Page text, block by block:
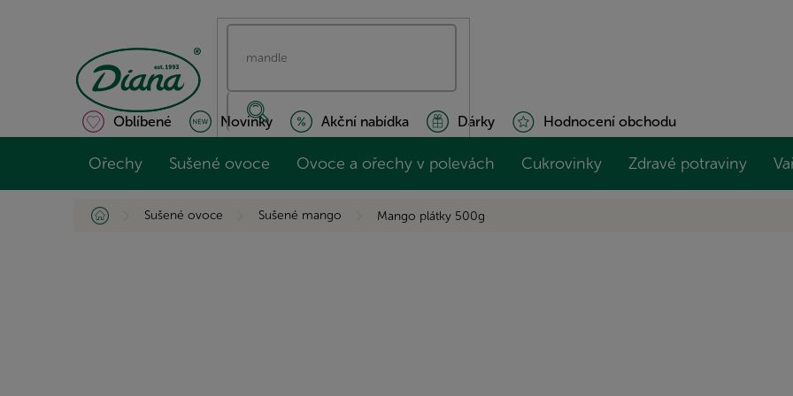
Oblíbené Novinky Akční nabídka Dárky Hodnocení obchodu
Ořechy Sušené ovoce Ovoce a ořechy v polevách Cukrovinky Zdravé potraviny
Domů Sušené ovoce Sušené mango Mango plátky 500g